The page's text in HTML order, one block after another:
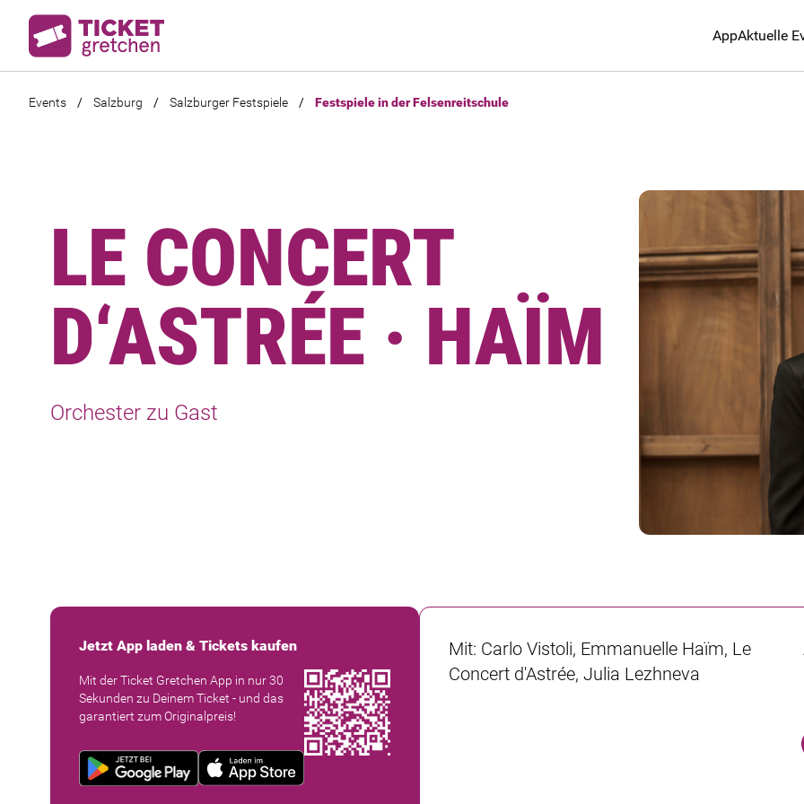
AppAktuelle
Events / Salzburg / Salzburger Festspiele / Festspiele in der Felsenreitschule
LE CONCERT
D‘ASTRÉE · HAÏM
Orchester zu Gast
Jetzt App laden & Tickets kaufen
Mit der Ticket Gretchen App in nur 30
Sekunden zu Deinem Ticket - und das
garantiert zum Originalpreis!
Mit: Carlo Vistoli, Emmanuelle Haïm, Le
Concert d'Astrée, Julia Lezhneva